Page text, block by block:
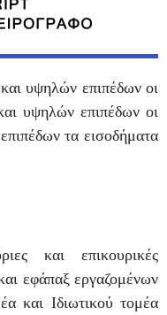
υψηλών επιπέδων οι
υψηλών επιπέδων οι
τα εισοδήματα
και επικουρικές
εφάπαξ εργαζομένων
και Ιδιωτικού τομέα